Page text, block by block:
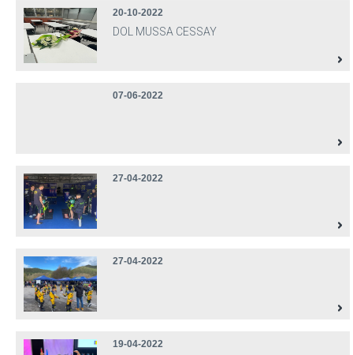
20-10-2022
DOL MUSSA CESSAY
07-06-2022
27-04-2022
27-04-2022
19-04-2022